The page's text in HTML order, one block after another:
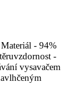
Materiál - 94%
-
vysavačem